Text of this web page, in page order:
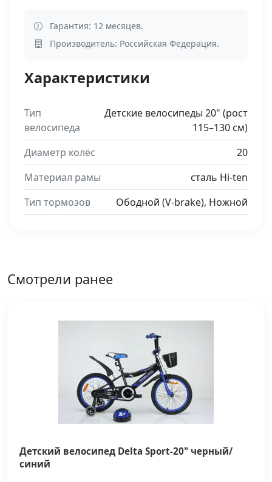
Гарантия: 12 месяцев.
Производитель: Российская Федерация.
Характеристики
Тип
велосипеда
Детские велосипеды 20" (рост
115–130 см)
Диаметр колёс
20
Материал рамы
сталь Hi-ten
Тип тормозов
Ободной (V-brake), Ножной
Смотрели ранее
Детский велосипед Delta Sport-20" черный/
синий